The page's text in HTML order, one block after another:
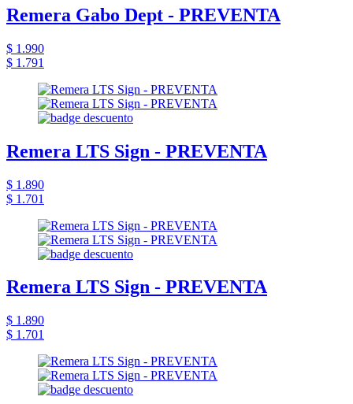
Remera Gabo Dept - PREVENTA
$ 1.990
$ 1.791
Remera LTS Sign - PREVENTA
$ 1.890
$ 1.701
Remera LTS Sign - PREVENTA
$ 1.890
$ 1.701